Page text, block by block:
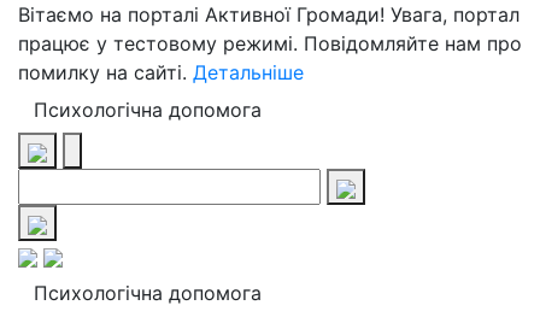
Вітаємо на порталі Активної Громади! Увага, портал
працює у тестовому режимі. Повідомляйте нам про
помилку на сайті. Детальніше
Психологічна допомога
Психологічна допомога